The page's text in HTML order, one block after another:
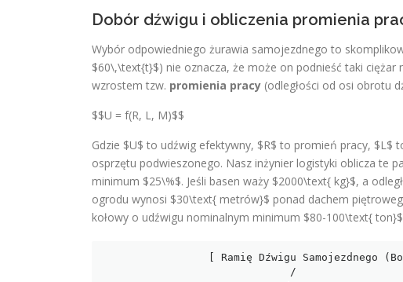
Dobór dźwigu i obliczenia promienia
Wybór odpowiedniego żurawia samojezdnego to
$60\,\text{t}$) nie oznacza, że może on podnieść taki ciężar
wzrostem tzw. promienia pracy (odległości od osi obrotu
$$U = f(R, L, M)$$
Gdzie $U$ to udźwig efektywny, $R$ to promień pracy, $L$
osprzętu podwieszonego. Nasz inżynier logistyki oblicza te
minimum $25\%$. Jeśli basen waży $2000\text{ kg}$, a
ogrodu wynosi $30\text{ metrów}$ ponad dachem
kołowy o udźwigu nominalnym minimum $80-100\text{